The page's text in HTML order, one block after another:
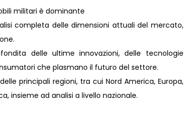
militari è dominante
completa delle dimensioni attuali del mercato,
delle ultime innovazioni, delle tecnologie
che plasmano il futuro del settore.
principali regioni, tra cui Nord America, Europa,
insieme ad analisi a livello nazionale.